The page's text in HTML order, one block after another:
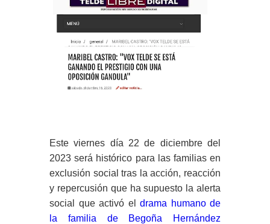
Este viernes día 22 de diciembre del
2023 será histórico para las familias en
exclusión social tras la acción, reacción
y repercusión que ha supuesto la alerta
social que activó el drama humano de
la familia de Begoña Hernández